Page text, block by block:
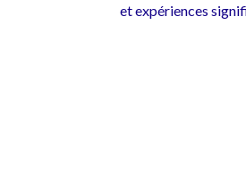
et expériences